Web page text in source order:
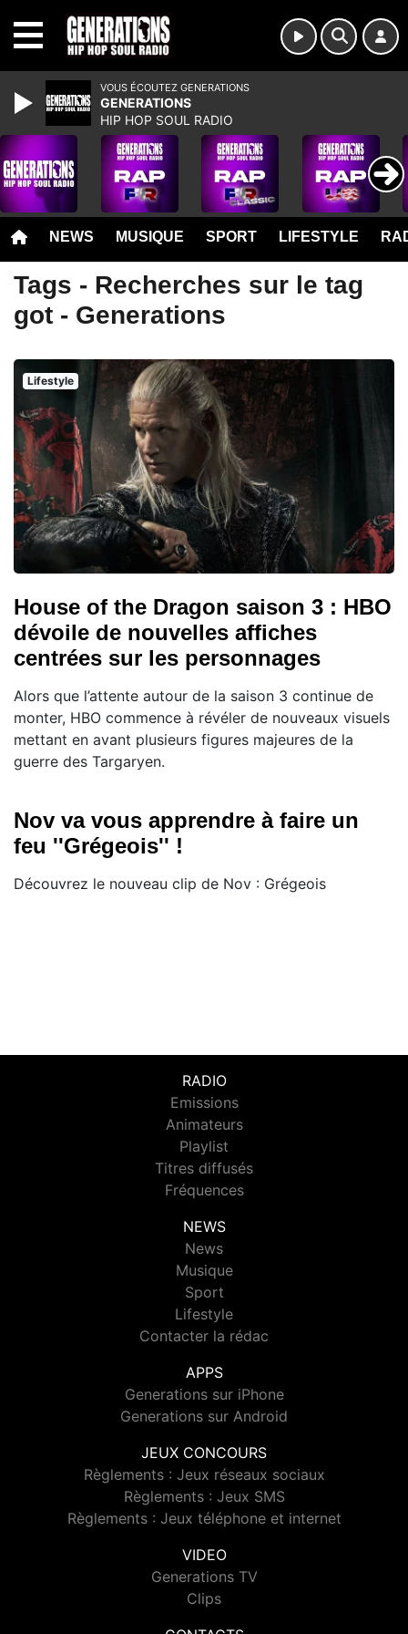
NEWS MUSIQUE SPORT LIFESTYLE
Tags - Recherches sur le tag
got - Generations
Lifestyle
House of the Dragon saison 3 : HBO
dévoile de nouvelles affiches
centrées sur les personnages
Alors que l’attente autour de la saison 3 continue de
monter, HBO commence à révéler de nouveaux visuels
mettant en avant plusieurs figures majeures de la
guerre des Targaryen.
Nov va vous apprendre à faire un
feu ''Grégeois'' !
Découvrez le nouveau clip de Nov : Grégeois
RADIO
Emissions
Animateurs
Playlist
Titres diffusés
Fréquences
NEWS
News
Musique
Sport
Lifestyle
Contacter la rédac
APPS
Generations sur iPhone
Generations sur Android
JEUX CONCOURS
Règlements : Jeux réseaux sociaux
Règlements : Jeux SMS
Règlements : Jeux téléphone et internet
VIDEO
Generations TV
Clips
VOUS ÉCOUTEZ GENERATIONS
GENERATIONS
HIP HOP SOUL RADIO